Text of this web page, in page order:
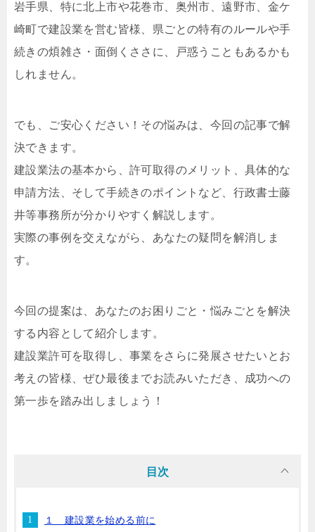
岩手県、特に北上市や花巻市、奥州市、遠野市、金ケ
崎町で建設業を営む皆様、県ごとの特有のルールや手
続きの煩雑さ・面倒くささに、戸惑うこともあるかも
しれません。
でも、ご安心ください！その悩みは、今回の記事で解
決できます。
建設業法の基本から、許可取得のメリット、具体的な
申請方法、そして手続きのポイントなど、行政書士藤
井等事務所が分かりやすく解説します。
実際の事例を交えながら、あなたの疑問を解消しま
す。
今回の提案は、あなたのお困りごと・悩みごとを解決
する内容として紹介します。
建設業許可を取得し、事業をさらに発展させたいとお
考えの皆様、ぜひ最後までお読みいただき、成功への
第一歩を踏み出しましょう！
目次
１ 建設業を始める前に